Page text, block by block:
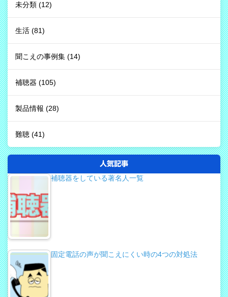
未分類 (12)
生活 (81)
聞こえの事例集 (14)
補聴器 (105)
製品情報 (28)
難聴 (41)
人気記事
補聴器をしている著名人一覧
固定電話の声が聞こえにくい時の4つの対処法